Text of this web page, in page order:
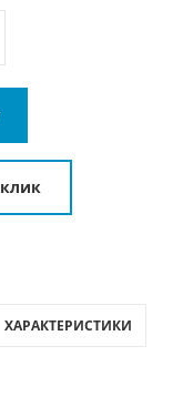
ХАРАКТЕРИСТИКИ